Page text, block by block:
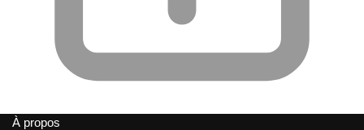
À propos